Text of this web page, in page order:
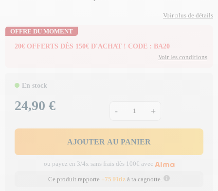
Voir plus de détails
OFFRE DU MOMENT
20€ OFFERTS DÈS 150€ D'ACHAT ! CODE : BA20
Voir les conditions
En stock
Prix
24,90 € - +
AJOUTER AU PANIER
ou payez en 3/4x sans frais dès 100€ avec
Ce produit rapporte +75 Fitiz à ta cagnotte.